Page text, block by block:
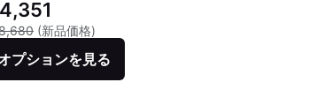
(新品価格)
プションを見る